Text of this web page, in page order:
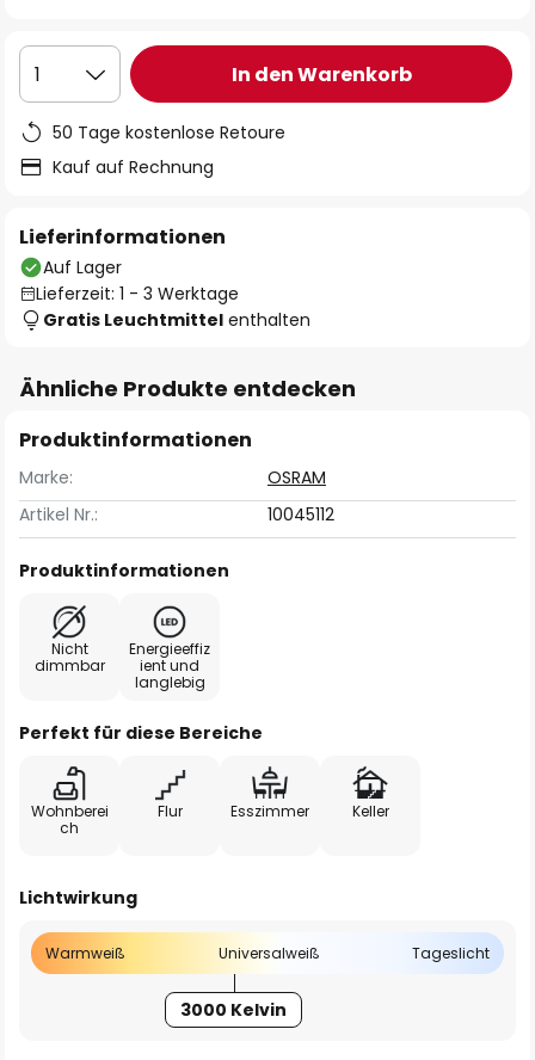
1 In den Warenkorb
50 Tage kostenlose Retoure
Kauf auf Rechnung
Lieferinformationen
Auf Lager
Lieferzeit: 1 - 3 Werktage
Gratis Leuchtmittel enthalten
Ähnliche Produkte entdecken
Produktinformationen
Marke:
OSRAM
Artikel Nr.:
10045112
Produktinformationen
Nicht
dimmbar
Energieeffiz
ient und
langlebig
Perfekt für diese Bereiche
Wohnberei
ch
Flur Esszimmer Keller
Lichtwirkung
Warmweiß Universalweiß Tageslicht
3000 Kelvin